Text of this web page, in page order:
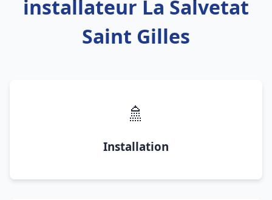
installateur La Salvetat
Saint Gilles
🚿
Installation